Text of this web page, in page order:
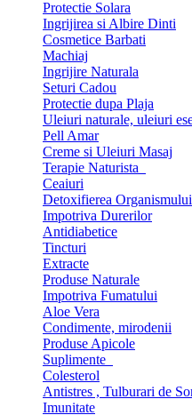
Protectie Solara
Ingrijirea si Albire Dinti
Cosmetice Barbati
Machiaj
Ingrijire Naturala
Seturi Cadou
Protectie dupa Plaja
Uleiuri naturale, uleiuri
Pell Amar
Creme si Uleiuri Masaj
Terapie Naturista
Ceaiuri
Detoxifierea Organismului
Impotriva Durerilor
Antidiabetice
Tincturi
Extracte
Produse Naturale
Impotriva Fumatului
Aloe Vera
Condimente, mirodenii
Produse Apicole
Suplimente
Colesterol
Antistres , Tulburari de
Imunitate